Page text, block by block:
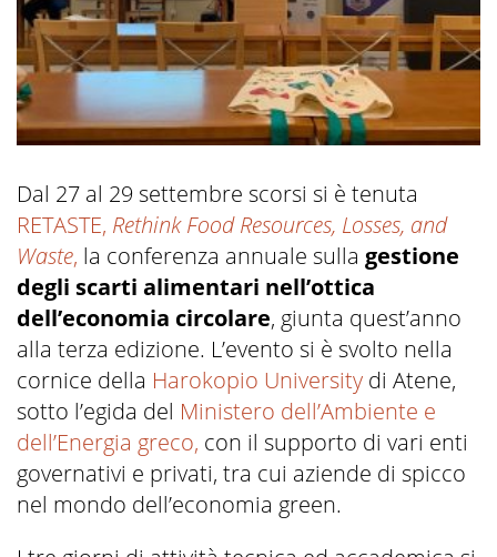
Dal 27 al 29 settembre scorsi si è tenuta
RETASTE, Rethink Food Resources, Losses, and
Waste, la conferenza annuale sulla gestione
degli scarti alimentari nell’ottica
dell’economia circolare, giunta quest’anno
alla terza edizione. L’evento si è svolto nella
cornice della Harokopio University di Atene,
sotto l’egida del Ministero dell’Ambiente e
dell’Energia greco, con il supporto di vari enti
governativi e privati, tra cui aziende di spicco
nel mondo dell’economia green.